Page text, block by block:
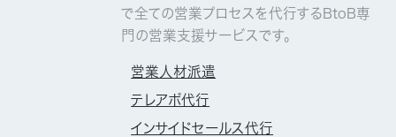
で全ての営業プロセスを代行するBtoB専
門の営業支援サービスです。
営業人材派遣
テレアポ代行
インサイドセールス代行